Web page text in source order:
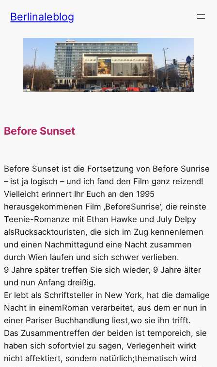
Inhalt
Berlinaleblog
Before Sunset
Before Sunset ist die Fortsetzung von Before Sunrise
– ist ja logisch – und ich fand den Film ganz reizend!
Vielleicht erinnert Ihr Euch an den 1995
herausgekommenen Film ‚BeforeSunrise‘, die reinste
Teenie-Romanze mit Ethan Hawke und July Delpy
alsRucksacktouristen, die sich im Zug kennenlernen
und einen Nachmittagund eine Nacht zusammen
durch Wien laufen und sich schwer verlieben.
9 Jahre später treffen Sie sich wieder, 9 Jahre älter
und nun Anfang dreißig.
Er lebt als Schriftsteller in New York, hat die damalige
Nacht in einemRoman verarbeitet, aus dem er nun in
einer Pariser Buchhandlung liest,wo sie ihn trifft.
Das Zusammentreffen der beiden ist temporeich, sie
haben sich sofortviel zu sagen, Verlegenheit wirkt
nicht affektiert, sondern natürlich;thematisch wird